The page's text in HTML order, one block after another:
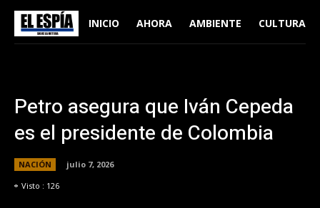
INICIO AHORA AMBIENTE CULTURA
Petro asegura que Iván Cepeda
es el presidente de Colombia
NACIÓN
julio 7, 2026
Visto : 126